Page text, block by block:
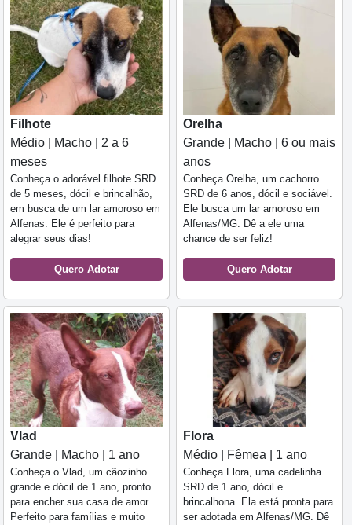
Filhote
Médio | Macho | 2 a 6
meses
Conheça o adorável filhote SRD
de 5 meses, dócil e brincalhão,
em busca de um lar amoroso em
Alfenas. Ele é perfeito para
alegrar seus dias!
Quero Adotar
Orelha
Grande | Macho | 6 ou mais
anos
Conheça Orelha, um cachorro
SRD de 6 anos, dócil e sociável.
Ele busca um lar amoroso em
Alfenas/MG. Dê a ele uma
chance de ser feliz!
Quero Adotar
Vlad
Grande | Macho | 1 ano
Conheça o Vlad, um cãozinho
grande e dócil de 1 ano, pronto
para encher sua casa de amor.
Perfeito para famílias e muito
Flora
Médio | Fêmea | 1 ano
Conheça Flora, uma cadelinha
SRD de 1 ano, dócil e
brincalhona. Ela está pronta para
ser adotada em Alfenas/MG. Dê